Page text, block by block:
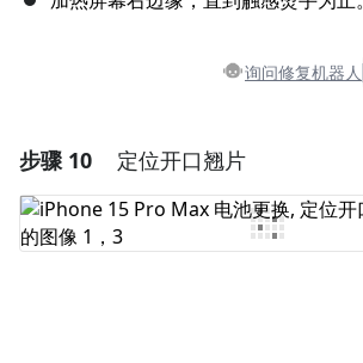
询问修复机器人
添加一条评论
添加评论
步骤 10 定位开口翘片